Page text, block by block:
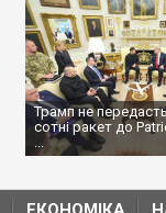
Трамп не передасть
сотні ракет до
...